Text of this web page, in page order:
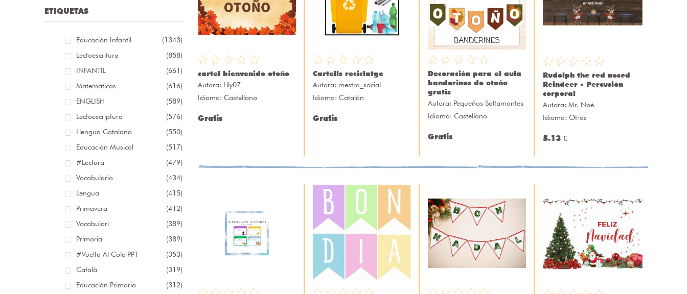
ETIQUETAS
Educación Infantil
(1343)
Lectoescritura
(858)
INFANTIL
(661)
Matemáticas
(616)
ENGLISH
(589)
Lectoescriptura
(576)
Llengua Catalana
(550)
Educación Musical
(517)
#lectura
(479)
Vocabulario
(434)
Lengua
(415)
Primavera
(412)
Vocabulari
(389)
Primaria
(389)
#Vuelta Al Cole PPT
(353)
Català
(319)
Educación Primaria
(312)
cartel bienvenido otoño
Autora: Lily07
Idioma: Castellano
Gratis
Cartells reciclatge
Autora: mestra_social
Idioma: Catalán
Gratis
Decoración para el aula
banderines de otoño
gratis
Autora: Pequeños Saltamontes
Idioma: Castellano
Gratis
Rudolph the red nosed
Reindeer - Percusión
corporal
Autora: Mr. Noé
Idioma: Otros
5.13 €